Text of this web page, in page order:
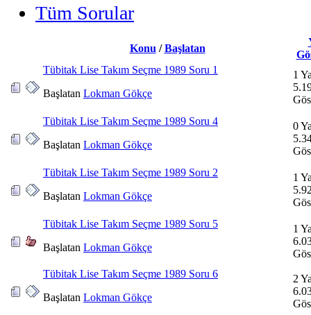
Tüm Sorular
Konu /Başlatan
Tübitak Lise Takım Seçme 1989 Soru 1
Başlatan Lokman Gökçe
1
Tübitak Lise Takım Seçme 1989 Soru 4
Başlatan Lokman Gökçe
0
Tübitak Lise Takım Seçme 1989 Soru 2
Başlatan Lokman Gökçe
1
Tübitak Lise Takım Seçme 1989 Soru 5
Başlatan Lokman Gökçe
1
Tübitak Lise Takım Seçme 1989 Soru 6
Başlatan Lokman Gökçe
2